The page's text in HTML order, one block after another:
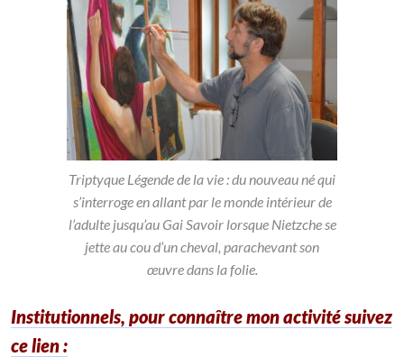
Triptyque Légende de la vie : du nouveau né qui
s’interroge en allant par le monde intérieur de
l’adulte jusqu’au Gai Savoir lorsque Nietzche se
jette au cou d’un cheval, parachevant son
œuvre dans la folie.
Institutionnels, pour connaître mon activité suivez
ce lien :